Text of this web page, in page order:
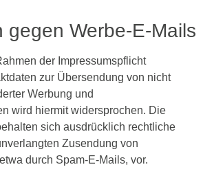
gegen Werbe-E-Mails
der Impressumspflicht
zur Übersendung von nicht
Werbung und
wird hiermit widersprochen. Die
sich ausdrücklich rechtliche
Zusendung von
durch Spam-E-Mails, vor.